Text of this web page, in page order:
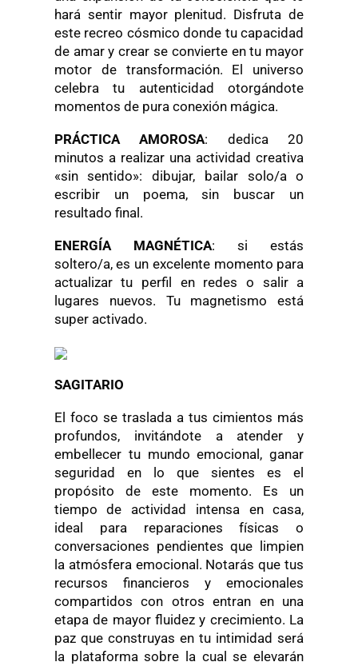
hará sentir mayor plenitud. Disfruta de
este recreo cósmico donde tu capacidad
de amar y crear se convierte en tu mayor
motor de transformación. El universo
celebra tu autenticidad otorgándote
momentos de pura conexión mágica.
PRÁCTICA AMOROSA: dedica 20
minutos a realizar una actividad creativa
«sin sentido»: dibujar, bailar solo/a o
escribir un poema, sin buscar un
resultado final.
ENERGÍA MAGNÉTICA: si estás
soltero/a, es un excelente momento para
actualizar tu perfil en redes o salir a
lugares nuevos. Tu magnetismo está
super activado.
SAGITARIO
El foco se traslada a tus cimientos más
profundos, invitándote a atender y
embellecer tu mundo emocional, ganar
seguridad en lo que sientes es el
propósito de este momento. Es un
tiempo de actividad intensa en casa,
ideal para reparaciones físicas o
conversaciones pendientes que limpien
la atmósfera emocional. Notarás que tus
recursos financieros y emocionales
compartidos con otros entran en una
etapa de mayor fluidez y crecimiento. La
paz que construyas en tu intimidad será
la plataforma sobre la cual se elevarán